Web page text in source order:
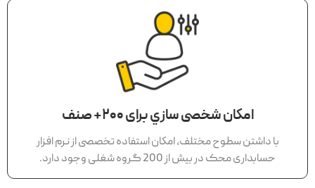
امكان شخصی سازي برای 200+ صنف
با داشتن سطوح مختلف، امكان استفاده تخصصی از نرم افزار
حسابداری محک در بيش از 200 گروه شغلی وجود دارد.